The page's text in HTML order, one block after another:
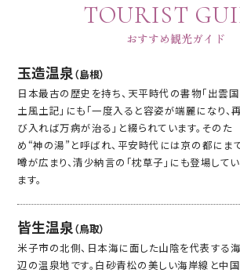
TOURIST
おすすめ観光ガイド
玉造温泉 （島根）
日本最古の歴史を持ち、天平時代の書物「出雲国
土風土記」にも「一度入ると容姿が端麗になり、再
び入れば万病が治る」と綴られています。そのた
め“神の湯”と呼ばれ、平安時代には京の都にま
噂が広まり、清少納言の「枕草子」にも登場してい
ます。
皆生温泉 （鳥取）
米子市の北側、日本海に面した山陰を代表する海
辺の温泉地です。白砂青松の美しい海岸線と中国